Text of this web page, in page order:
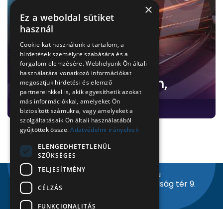
Híradó 2026. 07. 23-án,
csütörtökön
1 2 3
info@nyiregyhazitv.hu
4400 Nyíregyháza, Szabadság tér 9.
×
Ez a weboldal sütiket
használ
Cookie-kat használunk a tartalom, a
hirdetések személyre szabására és a
forgalom elemzésére. Webhelyünk Ön általi
használatára vonatkozó információkat
megosztjuk hirdetési és elemző
partnereinkkel is, akik egyesíthetik azokat
más információkkal, amelyeket Ön
biztosított számukra, vagy amelyeket a
szolgáltatásaik Ön általi használatából
gyűjtöttek össze.Adatvédelmi irányelvek
ELENGEDHETETLENÜL
SZÜKSÉGES
TELJESÍTMÉNY
CÉLZÁS
FUNKCIONALITÁS